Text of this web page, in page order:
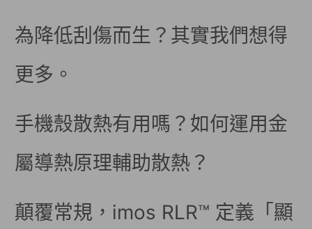
為降低刮傷而生？其實我們想得
更多。
手機殼散熱有用嗎？如何運用金
屬導熱原理輔助散熱？
顛覆常規，imos RLR™ 定義「顯